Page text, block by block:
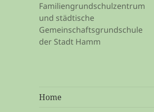
Familiengrundschulzentrum
und städtische
Gemeinschaftsgrundschule
der Stadt Hamm
Home